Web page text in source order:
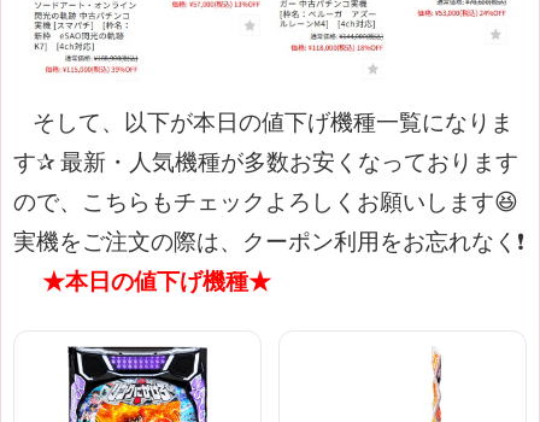
そして、以下が本日の値下げ機種一覧になりま
す✰ 最新・人気機種が多数お安くなっております
ので、こちらもチェックよろしくお願いします😆
実機をご注文の際は、クーポン利用をお忘れなく❗
★本日の値下げ機種★